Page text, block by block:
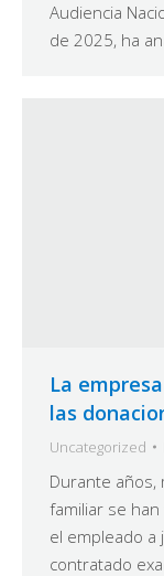
Audiencia
de 2025, ha
La
las
Uncategorized
Durante
familiar se
el empleado a
contratado